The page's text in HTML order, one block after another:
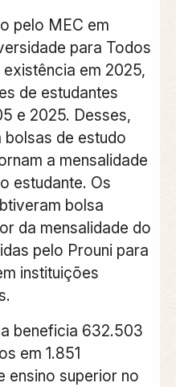
pelo MEC em
para Todos
em 2025,
de estudantes
e 2025. Desses,
de estudo
a mensalidade
estudante. Os
bolsa
da mensalidade do
pelo Prouni para
instituições
beneficia 632.503
em 1.851
ensino superior no